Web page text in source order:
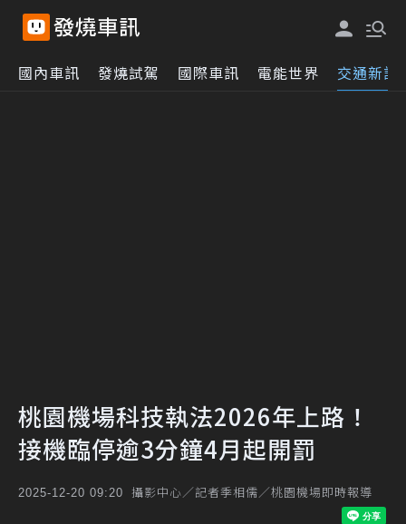
國內車訊 發燒試駕 國際車訊 電能世界 交通新訊
桃園機場科技執法2026年上路！
接機臨停逾3分鐘4月起開罰
2025-12-20 09:20 攝影中心／記者季相儒／桃園機場即時報導